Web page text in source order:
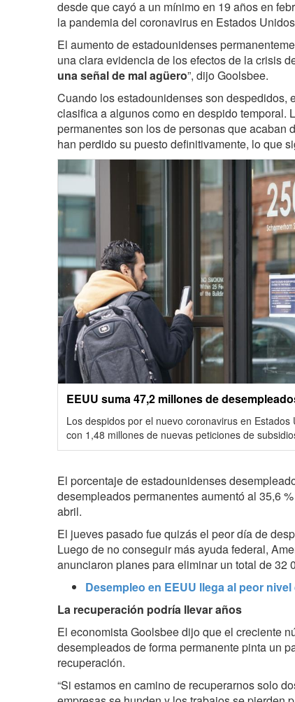
desde que cayó a un mínimo en 19 años en
la pandemia del coronavirus en Estados
El aumento de estadounidenses
una clara evidencia de los efectos de la crisis
una señal de mal agüero”, dijo Goolsbee.
Cuando los estadounidenses son despedidos,
clasifica a algunos como en despido temporal.
permanentes son los de personas que acaban
han perdido su puesto definitivamente, lo que
EEUU suma 47,2 millones de
Los despidos por el nuevo coronavirus en
con 1,48 millones de nuevas peticiones de
El porcentaje de estadounidenses
desempleados permanentes aumentó al 35,6
abril.
El jueves pasado fue quizás el peor día de
Luego de no conseguir más ayuda federal,
anunciaron planes para eliminar un total de 32
Desempleo en EEUU llega al peor
La recuperación podría llevar años
El economistaGoolsbeedijo que el creciente
desempleados de forma permanente pinta un
recuperación.
“Si estamos en camino de recuperarnos solo